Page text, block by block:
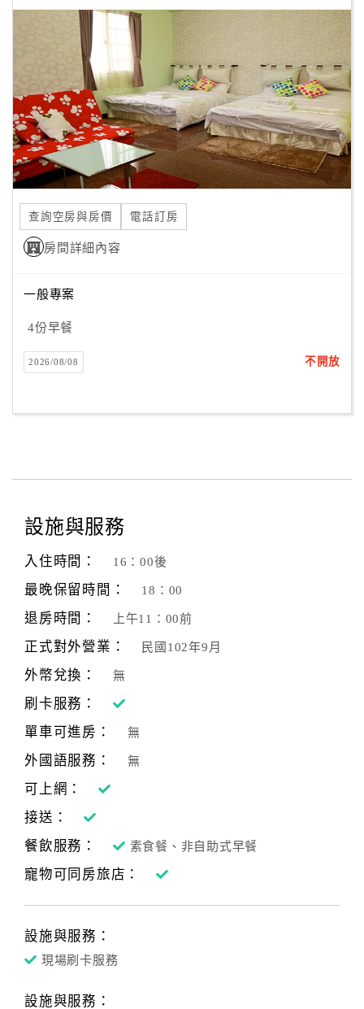
Line
線
上
客
服
紅
利
查
訂
房
Q&A
請
款
據
作
提
店
合
作
合
查詢空房與房價 電話訂房
房間詳細內容
一般專案
4份早餐
2026/08/08 不開放
設施與服務
入住時間： 16：00後
最晚保留時間： 18：00
退房時間： 上午11：00前
正式對外營業： 民國102年9月
外幣兌換： 無
刷卡服務：
單車可進房：
無
外國語服務： 無
可上網：
接送：
餐飲服務：
素食餐、非自助式早餐
寵物可同房旅店：
設施與服務：
現場刷卡服務
設施與服務：